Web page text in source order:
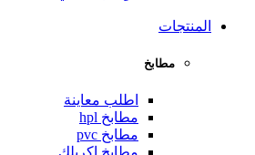
المنتجات
مطابخ
اطلب معاينة
مطابخ hpl
مطابخ pvc